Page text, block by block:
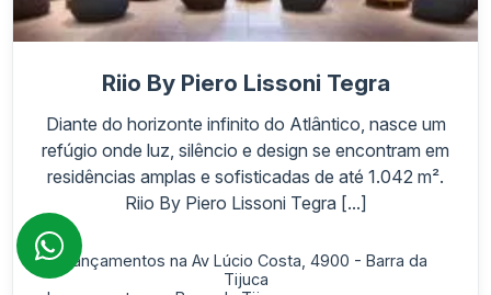
Riio By Piero Lissoni Tegra
Diante do horizonte infinito do Atlântico, nasce um
refúgio onde luz, silêncio e design se encontram em
residências amplas e sofisticadas de até 1.042 m².
Riio By Piero Lissoni Tegra [...]
Lançamentos na Av Lúcio Costa, 4900 - Barra da
Tijuca